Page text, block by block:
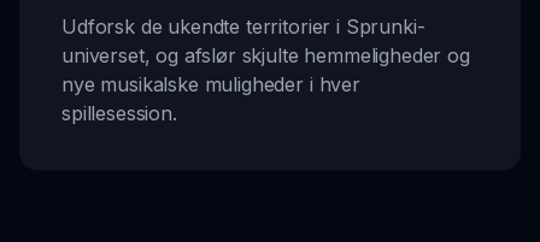
Udforsk de ukendte territorier i Sprunki-
universet, og afslør skjulte hemmeligheder og
nye musikalske muligheder i hver
spillesession.